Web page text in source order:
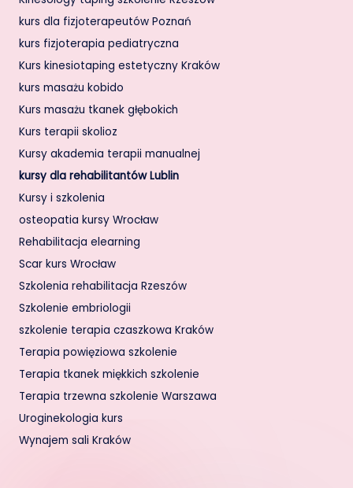
kurs dla fizjoterapeutów Poznań
kurs fizjoterapia pediatryczna
Kurs kinesiotaping estetyczny Kraków
kurs masażu kobido
Kurs masażu tkanek głębokich
Kurs terapii skolioz
Kursy akademia terapii manualnej
kursy dla rehabilitantów Lublin
Kursy i szkolenia
osteopatia kursy Wrocław
Rehabilitacja elearning
Scar kurs Wrocław
Szkolenia rehabilitacja Rzeszów
Szkolenie embriologii
szkolenie terapia czaszkowa Kraków
Terapia powięziowa szkolenie
Terapia tkanek miękkich szkolenie
Terapia trzewna szkolenie Warszawa
Uroginekologia kurs
Wynajem sali Kraków